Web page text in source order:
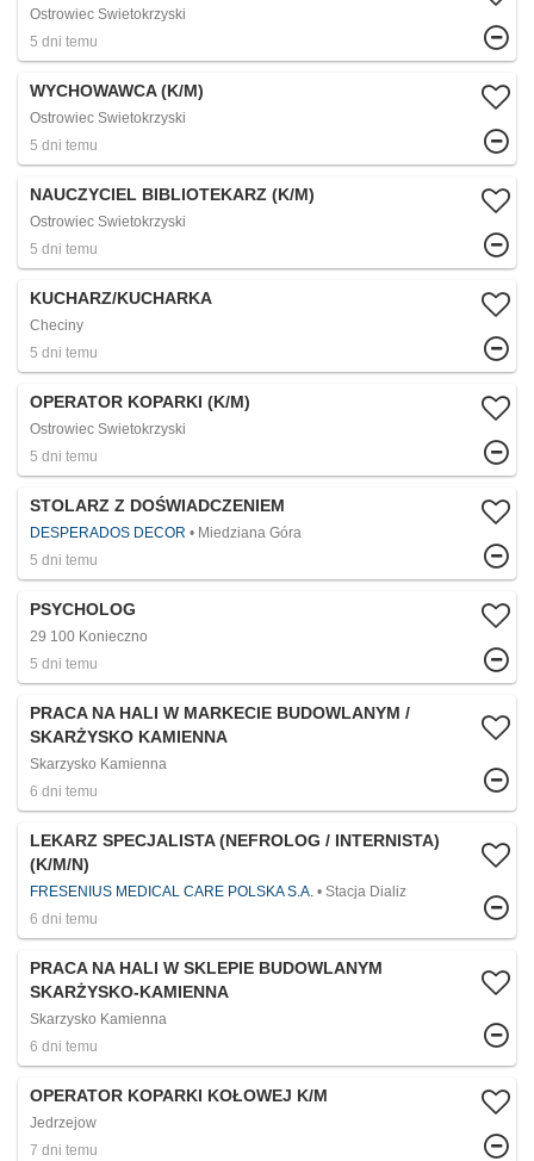
Ostrowiec Swietokrzyski
5 dni temu
WYCHOWAWCA (K/M)
Ostrowiec Swietokrzyski
5 dni temu
NAUCZYCIEL BIBLIOTEKARZ (K/M)
Ostrowiec Swietokrzyski
5 dni temu
KUCHARZ/KUCHARKA
Checiny
5 dni temu
OPERATOR KOPARKI (K/M)
Ostrowiec Swietokrzyski
5 dni temu
STOLARZ Z DOŚWIADCZENIEM
DESPERADOS DECOR
Miedziana Góra
5 dni temu
PSYCHOLOG
29 100 Konieczno
5 dni temu
PRACA NA HALI W MARKECIE BUDOWLANYM /
SKARŻYSKO KAMIENNA
Skarzysko Kamienna
6 dni temu
LEKARZ SPECJALISTA (NEFROLOG / INTERNISTA)
(K/M/N)
FRESENIUS MEDICAL CARE POLSKA S.A.
Stacja Dializ
6 dni temu
PRACA NA HALI W SKLEPIE BUDOWLANYM
SKARŻYSKO-KAMIENNA ​
Skarzysko Kamienna
6 dni temu
OPERATOR KOPARKI KOŁOWEJ K/M
Jedrzejow
7 dni temu